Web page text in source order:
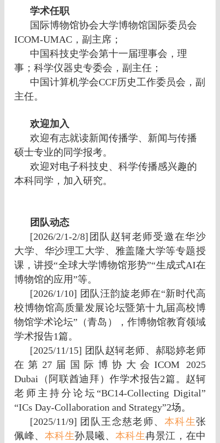
学术任职
国际博物馆协会大学博物馆国际委员会
ICOM-UMAC，副主席；
中国科技史学会第十一届理事会，理
事； 科学仪器史专委会，副主任；
中国计算机学会CCF历史工作委员会，副
主任。
欢迎加入
欢迎有志就读新闻传播学、新闻与传播
硕士专业的同学报考。
欢迎对电子科技史、科学传播感兴趣的
本科同学，加入研究。
团队动态
[2026/2/1-2/8]团队赵轲老师受邀在华沙
大学、华沙理工大学、雅盖隆大学等专题授
课，讲授“全球大学博物馆形势”“生成式AI在
博物馆的应用”等。
[2026/1/10] 团队汪韵旋老师在“新时代高
校博物馆高质量发展论坛暨第十九届高校博
物馆学术论坛”（青岛），作博物馆教育领域
学术报告1篇。
[2025/11/15] 团队赵轲老师、郝聪婷老师
在第27届国际博协大会ICOM 2025
Dubai（阿联酋迪拜）作学术报告2篇。赵轲
老师主持分论坛“BC14-Collecting Digital”
“ICs Day-Collaboration and Strategy”2场。
[2025/11/9] 团队王念慈老师、 本科生张
佩峰、 本科生孙晨曦、 本科生冉景江，在中